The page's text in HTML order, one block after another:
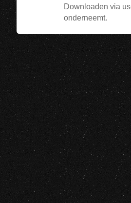
Downloaden via
onderneemt.